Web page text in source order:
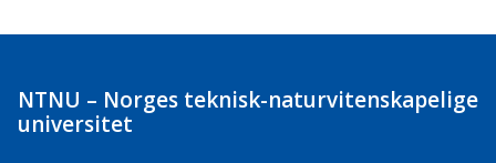
NTNU – Norges teknisk-naturvitenskapelige
universitet